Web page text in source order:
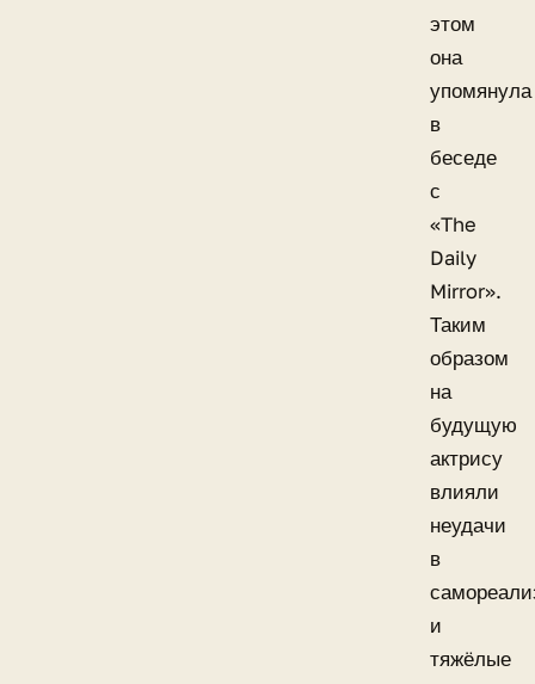
этом
она
упомянула
в
беседе
с
«The
Daily
Mirror».
Таким
образом
на
будущую
актрису
влияли
неудачи
в
и
тяжёлые